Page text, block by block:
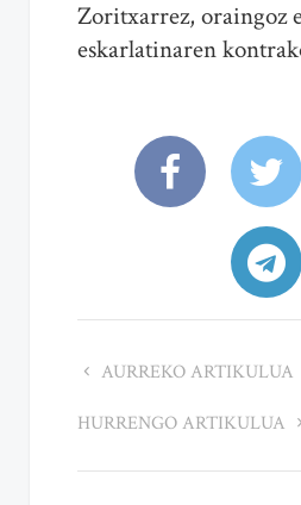
Zoritxarrez, oraingoz
eskarlatinaren
AURREKO ARTIKULUA
HURRENGO ARTIKULUA